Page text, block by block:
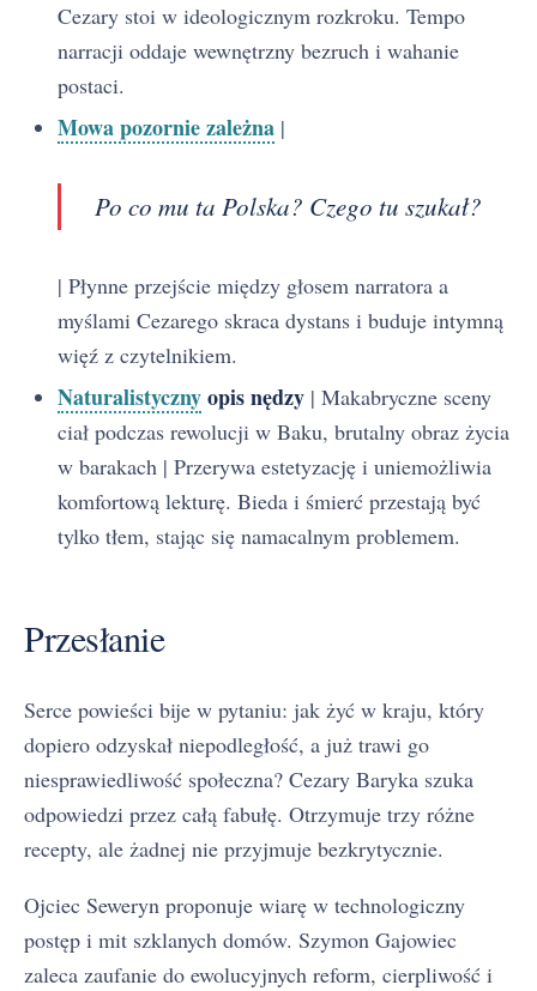
Cezary stoi w ideologicznym rozkroku. Tempo
narracji oddaje wewnętrzny bezruch i wahanie
postaci.
Mowa pozornie zależna |
Po co mu ta Polska? Czego tu szukał?
| Płynne przejście między głosem narratora a
myślami Cezarego skraca dystans i buduje intymną
więź z czytelnikiem.
Naturalistycznyopis nędzy | Makabryczne sceny
ciał podczas rewolucji w Baku, brutalny obraz życia
w barakach | Przerywa estetyzację i uniemożliwia
komfortową lekturę. Bieda i śmierć przestają być
tylko tłem, stając się namacalnym problemem.
Przesłanie
Serce powieści bije w pytaniu: jak żyć w kraju, który
dopiero odzyskał niepodległość, a już trawi go
niesprawiedliwość społeczna? Cezary Baryka szuka
odpowiedzi przez całą fabułę. Otrzymuje trzy różne
recepty, ale żadnej nie przyjmuje bezkrytycznie.
Ojciec Seweryn proponuje wiarę w technologiczny
postęp i mit szklanych domów. Szymon Gajowiec
zaleca zaufanie do ewolucyjnych reform, cierpliwość i